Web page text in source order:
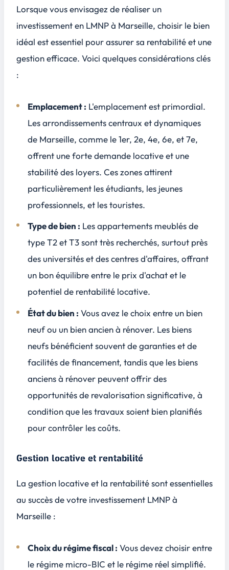
Lorsque vous envisagez de réaliser un
investissement en LMNP à Marseille, choisir le bien
idéal est essentiel pour assurer sa rentabilité et une
gestion efficace. Voici quelques considérations clés
:
Emplacement : L'emplacement est primordial.
Les arrondissements centraux et dynamiques
de Marseille, comme le 1er, 2e, 4e, 6e, et 7e,
offrent une forte demande locative et une
stabilité des loyers. Ces zones attirent
particulièrement les étudiants, les jeunes
professionnels, et les touristes.
Type de bien : Les appartements meublés de
type T2 et T3 sont très recherchés, surtout près
des universités et des centres d'affaires, offrant
un bon équilibre entre le prix d'achat et le
potentiel de rentabilité locative.
État du bien : Vous avez le choix entre un bien
neuf ou un bien ancien à rénover. Les biens
neufs bénéficient souvent de garanties et de
facilités de financement, tandis que les biens
anciens à rénover peuvent offrir des
opportunités de revalorisation significative, à
condition que les travaux soient bien planifiés
pour contrôler les coûts.
Gestion locative et rentabilité
La gestion locative et la rentabilité sont essentielles
au succès de votre investissement LMNP à
Marseille :
Choix du régime fiscal : Vous devez choisir entre
le régime micro-BIC et le régime réel simplifié.